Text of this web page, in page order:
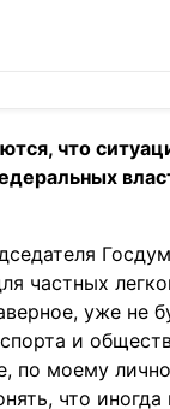
что
частных
уже не
и
по моему
что